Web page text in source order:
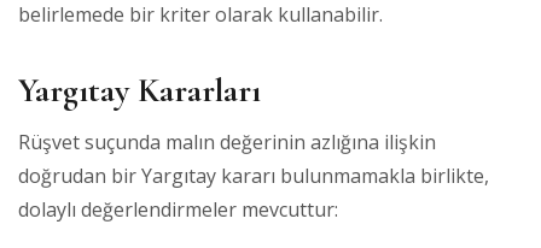
belirlemede bir kriter olarak kullanabilir.
Yargıtay Kararları
Rüşvet suçunda malın değerinin azlığına ilişkin
doğrudan bir Yargıtay kararı bulunmamakla birlikte,
dolaylı değerlendirmeler mevcuttur: